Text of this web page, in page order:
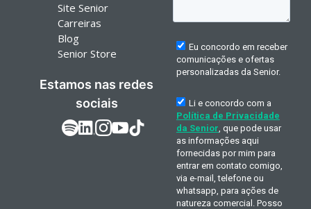
Site Senior
Carreiras
Blog
Senior Store
Estamos nas redes
sociais